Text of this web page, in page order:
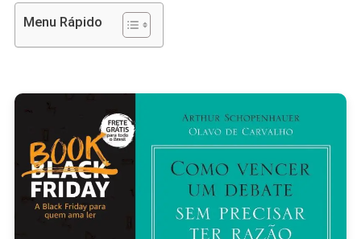
Aos
Menu Rápido